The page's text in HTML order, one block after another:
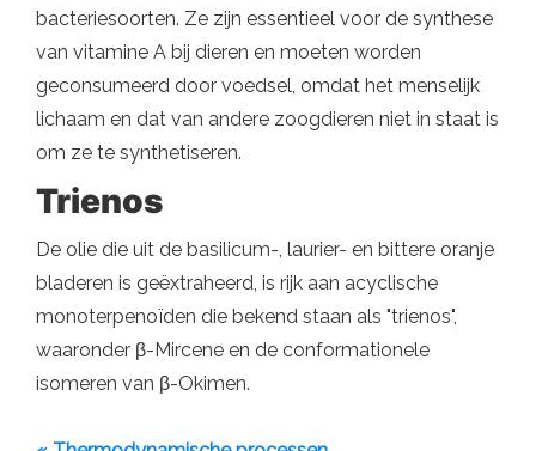
bacteriesoorten. Ze zijn essentieel voor de synthese
van vitamine A bij dieren en moeten worden
geconsumeerd door voedsel, omdat het menselijk
lichaam en dat van andere zoogdieren niet in staat is
om ze te synthetiseren.
Trienos
De olie die uit de basilicum-, laurier- en bittere oranje
bladeren is geëxtraheerd, is rijk aan acyclische
monoterpenoïden die bekend staan ​​als "trienos",
waaronder β-Mircene en de conformationele
isomeren van β-Okimen.